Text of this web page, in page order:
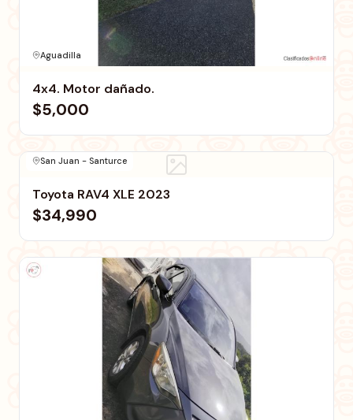
Aguadilla
4x4. Motor dañado.
$5,000
San Juan - Santurce
Toyota RAV4 XLE 2023
$34,990